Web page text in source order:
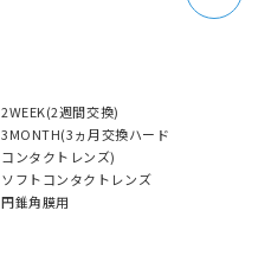
2WEEK(2週間交換)
3MONTH(3ヵ月交換ハード
コンタクトレンズ)
ソフトコンタクトレンズ
円錐角膜用